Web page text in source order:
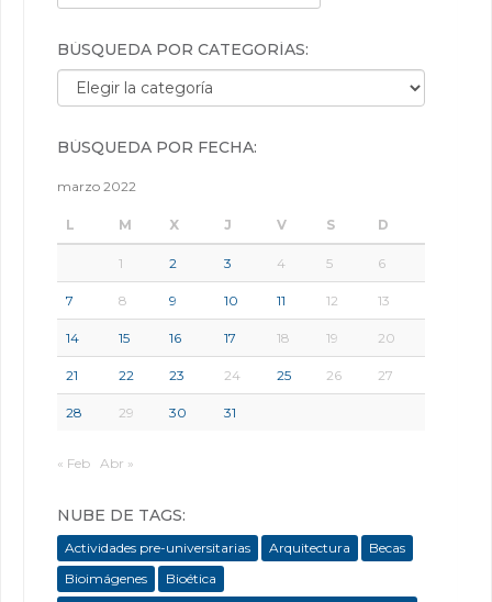
BÚSQUEDA POR CATEGORÍAS:
Búsqueda por categorías:
BÚSQUEDA POR FECHA:
marzo 2022
L M X J V S D
1 2 3 4 5 6
7 8 9 10 11 12 13
14 15 16 17 18 19 20
21 22 23 24 25 26 27
28 29 30 31
« Feb Abr »
NUBE DE TAGS:
Actividades pre-universitarias Arquitectura
Becas
Bioimágenes
Bioética